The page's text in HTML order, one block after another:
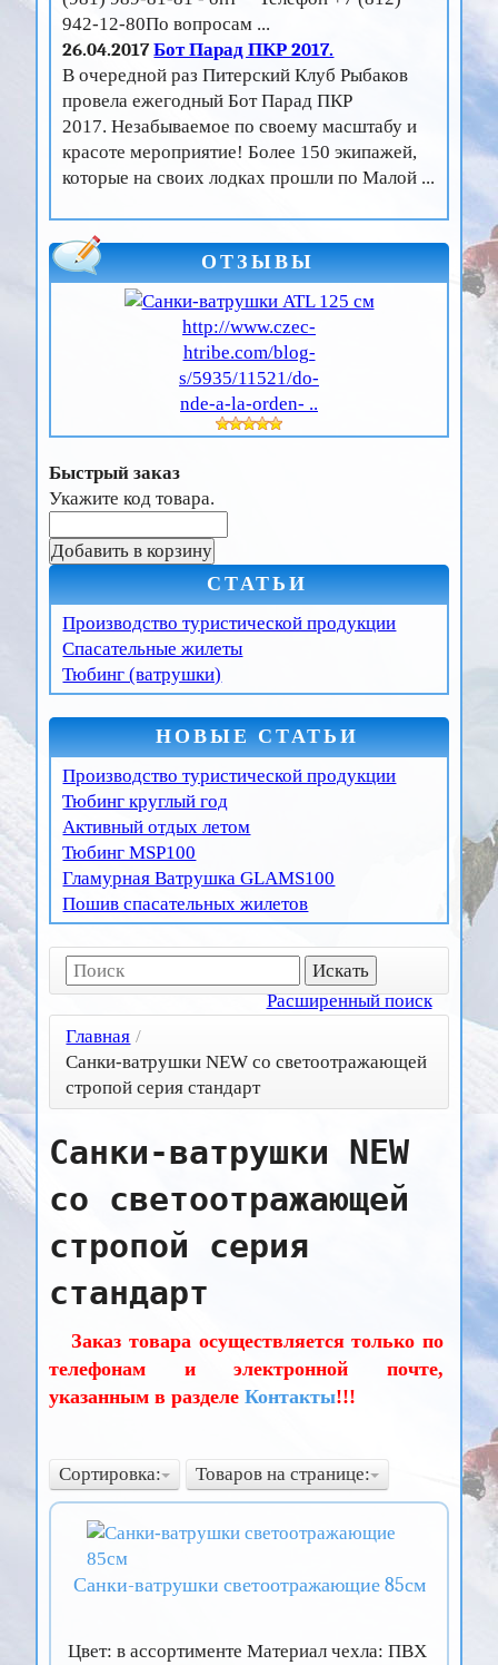
942-12-80По вопросам ...
26.04.2017Бот Парад ПКР 2017.
В очередной раз Питерский Клуб Рыбаков
провела ежегодный Бот Парад ПКР
2017. Незабываемое по своему масштабу и
красоте мероприятие! Более 150 экипажей,
которые на своих лодках прошли по Малой ...
ОТЗЫВЫ
http://www.czec-
htribe.com/blog-
s/5935/11521/do-
nde-a-la-orden- ..
Быстрый заказ
Укажите код товара.
СТАТЬИ
Производство туристической продукции
Спасательные жилеты
Тюбинг (ватрушки)
НОВЫЕ СТАТЬИ
Производство туристической продукции
Тюбинг круглый год
Активный отдых летом
Тюбинг MSP100
Гламурная Ватрушка GLAMS100
Пошив спасательных жилетов
Расширенный поиск
Главная /
Санки-ватрушки NEW со светоотражающей
стропой серия стандарт
Санки-ватрушки NEW
со светоотражающей
стропой серия
стандарт
Заказ товара осуществляется только по
телефонам и электронной почте,
указанным в разделеКонтакты!!!
Сортировка: Товаров на странице:
Санки-ватрушки светоотражающие 85см
Цвет: в ассортименте Материал чехла: ПВХ